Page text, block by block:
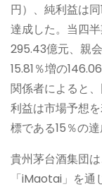
円）、純利益は
達成した。当四
295.43億元、親
15.81％増の
関係者によると
利益は市場予想
標である15％の
貴州茅台酒集団
「iMaotai」を